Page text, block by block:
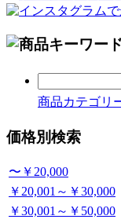
商品カテゴリ
価格別検索
〜￥20,000
￥20,001～￥30,000
￥30,001～￥50,000